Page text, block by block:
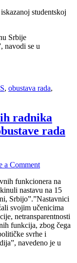
studentskoj
Srbije
navodi se u
, obustava rada,
radnika
rada
a Comment
funkcionera na
nastavu na 15
Srbijo”.”Nastavnici
svojim učenicima
netransparentnosti
funkcija, zbog čega
svrhe i
navedeno je u